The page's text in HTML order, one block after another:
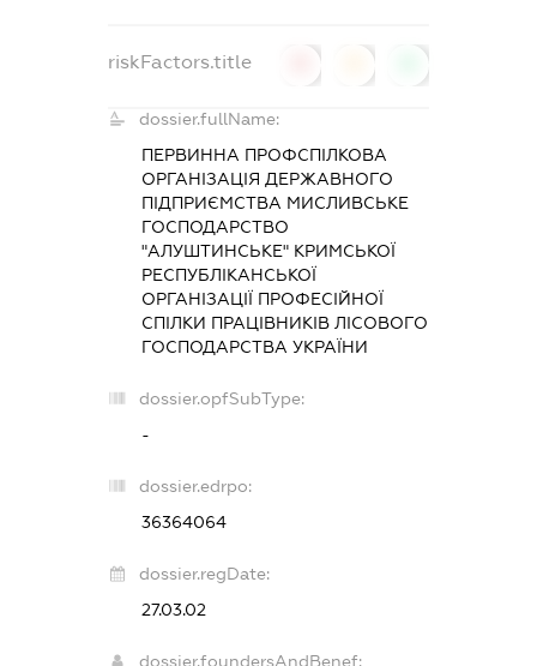
riskFactors.title
dossier.fullName:
ПЕРВИННА ПРОФСПІЛКОВА
ОРГАНІЗАЦІЯ ДЕРЖАВНОГО
ПІДПРИЄМСТВА МИСЛИВСЬКЕ
ГОСПОДАРСТВО
"АЛУШТИНСЬКЕ" КРИМСЬКОЇ
РЕСПУБЛІКАНСЬКОЇ
ОРГАНІЗАЦІЇ ПРОФЕСІЙНОЇ
СПІЛКИ ПРАЦІВНИКІВ ЛІСОВОГО
ГОСПОДАРСТВА УКРАЇНИ
dossier.opfSubType:
-
dossier.edrpo:
36364064
dossier.regDate:
27.03.02
dossier.foundersAndBenef: